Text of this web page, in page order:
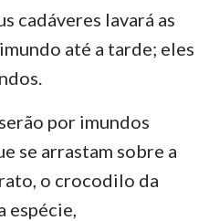
cadáveres lavará as
até a tarde; eles
por imundos
se arrastam sobre a
o crocodilo da
espécie,